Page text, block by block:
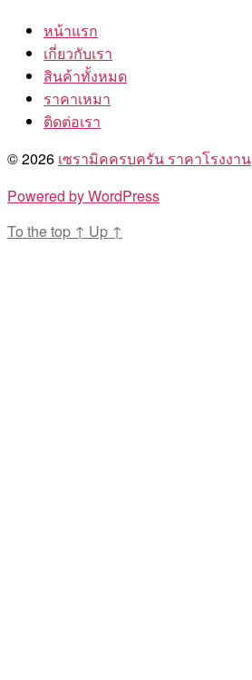
หน้าแรก
เกี่ยวกับเรา
สินค้าทั้งหมด
ราคาเหมา
ติดต่อเรา
© 2026 เซรามิคครบครัน ราคาโรงงาน
Powered by WordPress
To the top ↑ Up ↑